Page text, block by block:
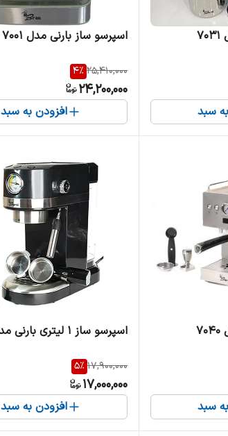
سبد
اسپرسو ساز بارنی مدل 7001
25,410,000
4%
24,200,000
افزودن به سبد
سبد
اسپرسو ساز 1 لیتری بارنی مدل 7007
17,900,000
5%
17,000,000
افزودن به سبد